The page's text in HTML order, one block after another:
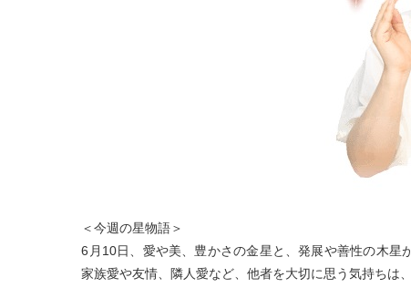
＜今週の星物語＞
6月10日、愛や美、豊かさの金星と、発展や善性の木星
家族愛や友情、隣人愛など、他者を大切に思う気持ちは